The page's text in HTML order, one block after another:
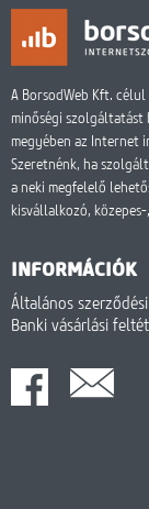
A BorsodWeb Kft.
minőségi
megyében az Internet
Szeretnénk, ha
a neki megfelelő
kisvállalkozó,
INFORMÁCIÓK
Általános
Banki vásárlási